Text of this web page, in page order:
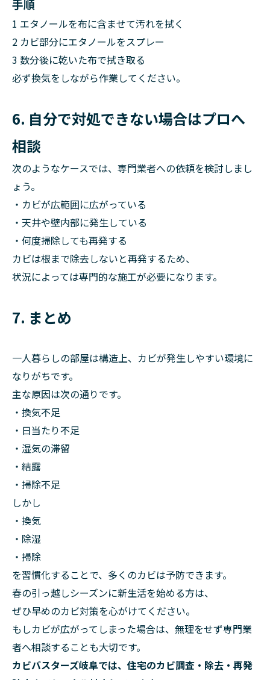
手順
1 エタノールを布に含ませて汚れを拭く
2 カビ部分にエタノールをスプレー
3 数分後に乾いた布で拭き取る
必ず換気をしながら作業してください。
6. 自分で対処できない場合はプロへ
相談
次のようなケースでは、専門業者への依頼を検討しまし
ょう。
・カビが広範囲に広がっている
・天井や壁内部に発生している
・何度掃除しても再発する
カビは根まで除去しないと再発するため、
状況によっては専門的な施工が必要になります。
7. まとめ
一人暮らしの部屋は構造上、カビが発生しやすい環境に
なりがちです。
主な原因は次の通りです。
・換気不足
・日当たり不足
・湿気の滞留
・結露
・掃除不足
しかし
・換気
・除湿
・掃除
を習慣化することで、多くのカビは予防できます。
春の引っ越しシーズンに新生活を始める方は、
ぜひ早めのカビ対策を心がけてください。
もしカビが広がってしまった場合は、無理をせず専門業
者へ相談することも大切です。
カビバスターズ岐阜では、住宅のカビ調査・除去・再発